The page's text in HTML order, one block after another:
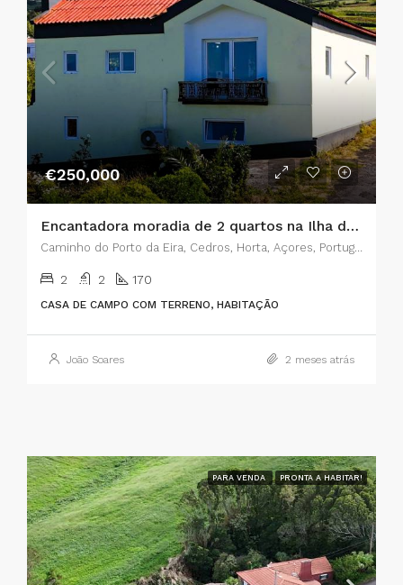
€250,000
Encantadora moradia de 2 quartos na Ilha do Faial, Açores – A combinação perfeita entre o charme rústico e o conforto moderno
Caminho do Porto da Eira, Cedros, Horta, Açores, Portugal
2 2 170
CASA DE CAMPO COM TERRENO, HABITAÇÃO
João Soares 2 meses atrás
PARA VENDA PRONTA A HABITAR!